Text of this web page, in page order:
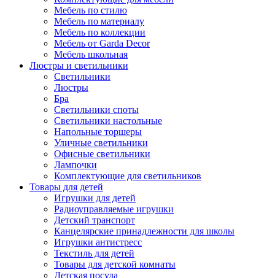
Мебель по стилю
Мебель по материалу
Мебель по коллекции
Мебель от Garda Decor
Мебель школьная
Люстры и светильники
Светильники
Люстры
Бра
Светильники споты
Светильники настольные
Напольные торшеры
Уличные светильники
Офисные светильники
Лампочки
Комплектующие для светильников
Товары для детей
Игрушки для детей
Радиоуправляемые игрушки
Детский транспорт
Канцелярские принадлежности для школы
Игрушки антистресс
Текстиль для детей
Товары для детской комнаты
Детская посуда